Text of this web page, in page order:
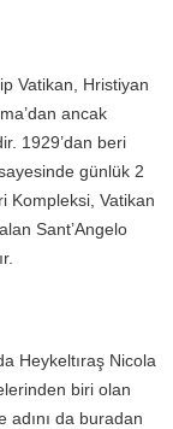
Vatikan, Hristiyan
ancak
1929’dan beri
günlük 2
Kompleksi, Vatikan
Sant’Angelo
Heykeltıraş Nicola
biri olan
adını da buradan